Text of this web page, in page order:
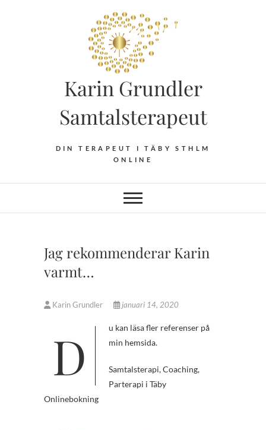
Karin Grundler
Samtalsterapeut
DIN TERAPEUT I TÄBY STHLM
ONLINE
Jag rekommenderar Karin
varmt…
Karin Grundler januari 14, 2020
Du kan läsa fler referenser på min hemsida.
Samtalsterapi, Coaching,
Parterapi i Täby
Onlinebokning